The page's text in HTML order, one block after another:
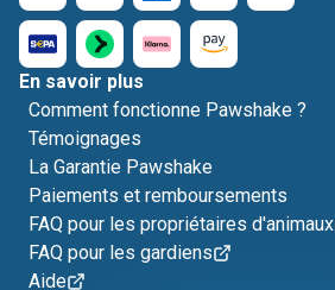
En savoir plus
Comment fonctionne Pawshake ?
Témoignages
La Garantie Pawshake
Paiements et remboursements
FAQ pour les propriétaires d'animaux
FAQ pour les gardiens
Aide